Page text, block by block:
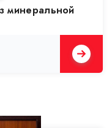
минеральной